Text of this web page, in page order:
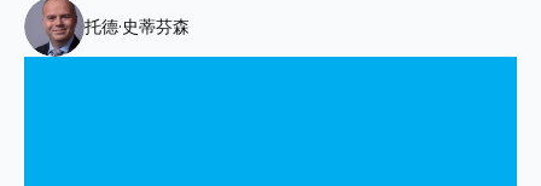
托德·史蒂芬森